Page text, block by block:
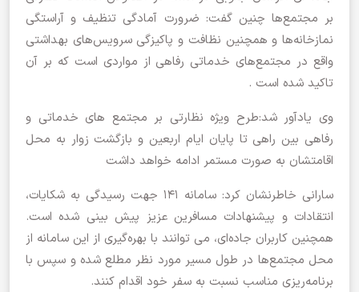
بر مجتمع‌ها چنین گفت: ضرورت آمادگی تنظیف و آراستگی
نمازخانه‌ها و همچنین نظافت و پاکیزگی سرویس‌های بهداشتی
واقع در مجتمع‌های خدماتی رفاهی از مواردی است که بر آن
تاکید شده است .
وی یادآور شد:طرح ویژه نظارتی بر مجتمع‌ های خدماتی و
رفاهی بین راهی تا پایان ایام اربعین و بازگشت زوار به محل
اقامتشان به صورت مستمر ادامه خواهد داشت
سارانی خاطرنشان کرد: سامانه 141 جهت رسیدگی به شکایات،
انتقادات و پیشنهادات مسافرین عزیز پیش بینی شده است.
همچنین کاربران جاده‌ای، می توانند با بهره‌گیری از این سامانه از
محل مجتمع‌ها در طول مسیر مورد نظر مطلع شده و سپس با
برنامه‌ریزی مناسب نسبت به سفر خود اقدام کنند.